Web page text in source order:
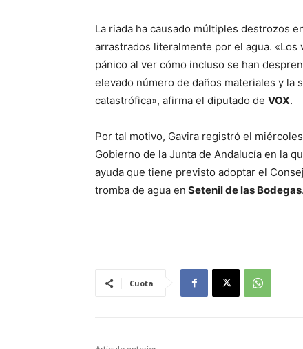
La riada ha causado múltiples destrozos
arrastrados literalmente por el agua.
pánico al ver cómo incluso se han
elevado número de daños materiales y la
catastrófica», afirma el diputado de VOX.
Por tal motivo, Gavira registró el
Gobierno de la Junta de Andalucía en la
ayuda que tiene previsto adoptar el
tromba de agua en Setenil de las Bodegas.
Cuota